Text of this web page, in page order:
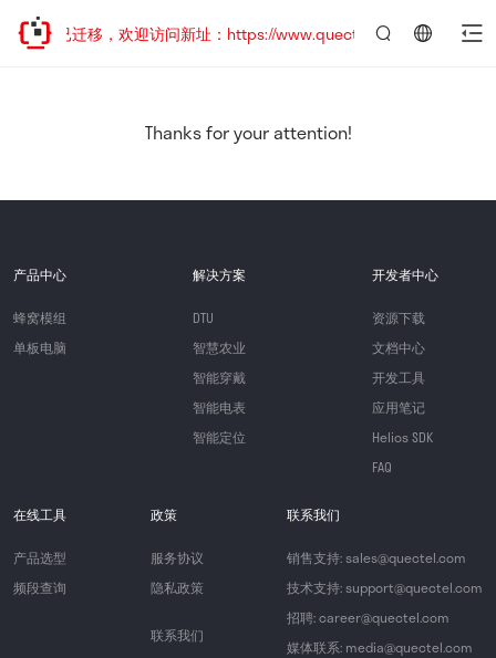
站地址已迁移，欢迎访问新址：https://www.quectel.com.cn
Thanks for your attention!
产品中心
蜂窝模组
单板电脑
解决方案
DTU
智慧农业
智能穿戴
智能电表
智能定位
开发者中心
资源下载
文档中心
开发工具
应用笔记
Helios SDK
FAQ
在线工具
产品选型
频段查询
政策
服务协议
隐私政策
联系我们
联系我们
销售支持: sales@quectel.com
技术支持: support@quectel.com
招聘: career@quectel.com
媒体联系: media@quectel.com